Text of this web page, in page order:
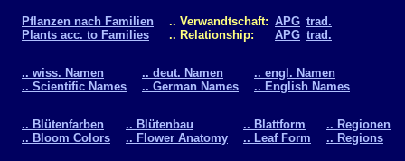
Pflanzen nach Familien
Plants acc. to Families
.. Verwandtschaft:
.. Relationship:
APG
APG
trad.
trad.
.. wiss. Namen
.. Scientific Names
.. deut. Namen
.. German Names
.. engl. Namen
.. English Names
.. Blütenfarben
.. Bloom Colors
.. Blütenbau
.. Flower Anatomy
.. Blattform
.. Leaf Form
.. Regionen
.. Regions